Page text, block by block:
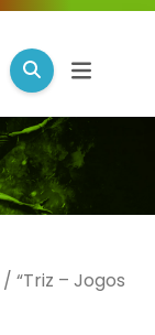
/ “Triz – Jogos